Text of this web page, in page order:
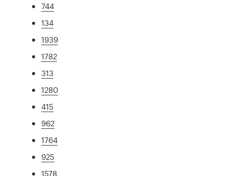
744
134
1939
1782
313
1280
415
962
1764
925
1578